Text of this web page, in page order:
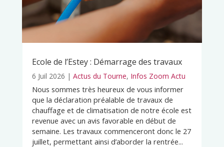
Ecole de l’Estey : Démarrage des travaux
6 Juil 2026 | Actus du Tourne, Infos Zoom Actu
Nous sommes très heureux de vous informer
que la déclaration préalable de travaux de
chauffage et de climatisation de notre école est
revenue avec un avis favorable en début de
semaine. Les travaux commenceront donc le 27
juillet, permettant ainsi d’aborder la rentrée...